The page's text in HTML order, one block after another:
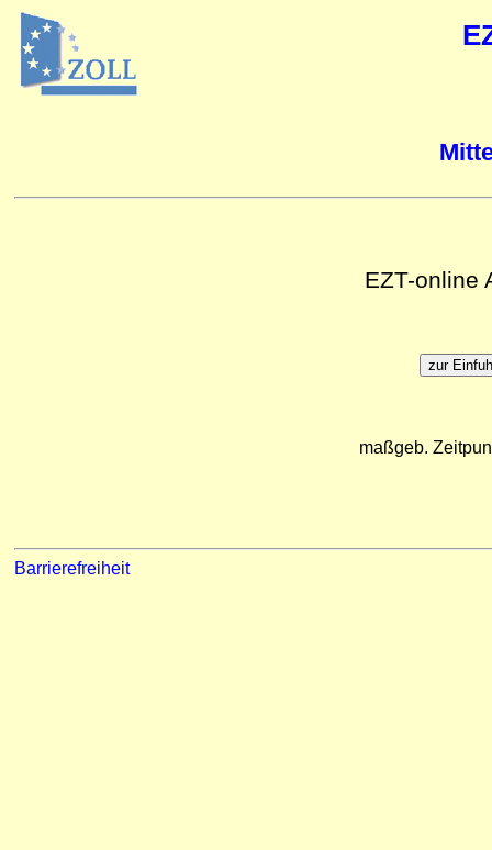
EZT-online
maßgeb.
Barrierefreiheit